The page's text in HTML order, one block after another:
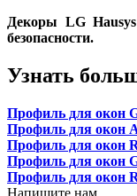
Декоры LG
безопасности.
Узнать
Профиль для окон
Профиль для окон
Профиль для окон
Профиль для окон
Профиль для окон
Напишите нам